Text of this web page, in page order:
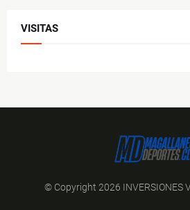
VISITAS
© Copyright 2026 INVERSIONES